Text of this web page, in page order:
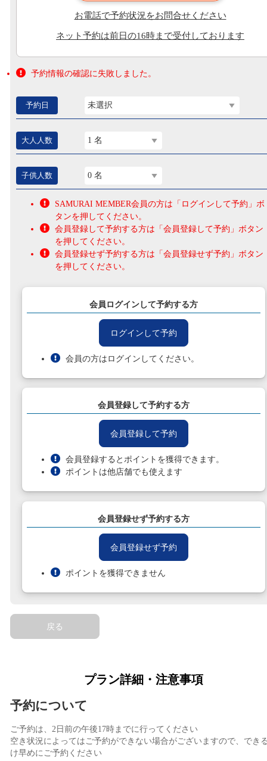
お電話で予約状況をお問合せください
ネット予約は前日の16時まで受付しております
予約情報の確認に失敗しました。
予約日 未選択
大人人数 1 名
子供人数 0 名
SAMURAI MEMBER会員の方は「ログインして予約」ボ
タンを押してください。
会員登録して予約する方は「会員登録して予約」ボタン
を押してください。
会員登録せず予約する方は「会員登録せず予約」ボタン
を押してください。
会員ログインして予約する方
ログインして予約
会員の方はログインしてください。
会員登録して予約する方
会員登録して予約
会員登録するとポイントを獲得できます。
ポイントは他店舗でも使えます
会員登録せず予約する方
会員登録せず予約
ポイントを獲得できません
戻る
プラン詳細・注意事項
予約について
ご予約は、2日前の午後17時までに行ってください
空き状況によってはご予約ができない場合がございますので、でき
け早めにご予約ください